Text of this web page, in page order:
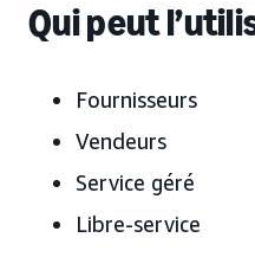
Qui peut
Fournisseurs
Vendeurs
Service géré
Libre-service